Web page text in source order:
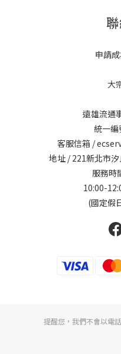
申請
大
遠雄流通
統一編
客服信箱 /
地址 / 221新北市
服務時
10:00-
(國定假
提醒您，我們不會以電